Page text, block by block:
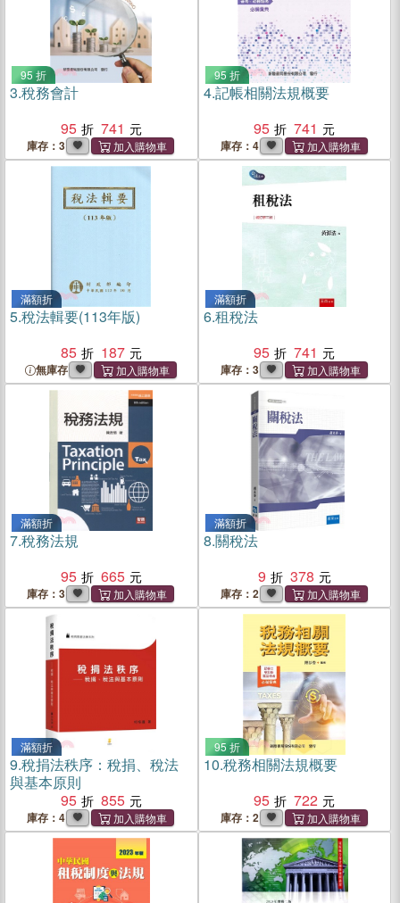
95 折
3.稅務會計
95
741
庫存：3
95 折
4.記帳相關法規概要
95
741
庫存：4
滿額折
5.稅法輯要(113年版)
85
187
無庫存
滿額折
6.租稅法
95
741
庫存：3
滿額折
7.稅務法規
95
665
庫存：3
滿額折
8.關稅法
9
378
庫存：2
滿額折
9.稅捐法秩序：稅捐、稅法
與基本原則
95
855
庫存：4
95 折
10.稅務相關法規概要
95
722
庫存：2